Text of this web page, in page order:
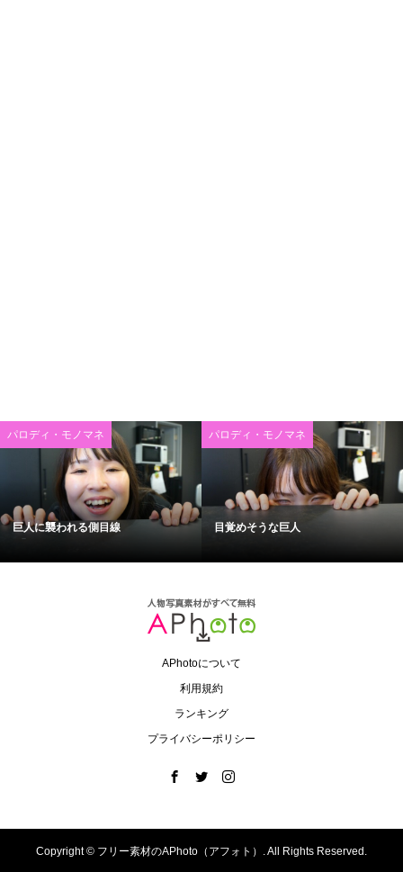
パロディ・モノマネ
巨人に襲われる側目線
パロディ・モノマネ
目覚めそうな巨人
APhotoについて
利用規約
ランキング
プライバシーポリシー
Copyright © フリー素材のAPhoto（アフォト）. All Rights Reserved.